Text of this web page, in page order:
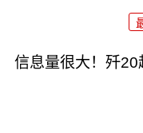
信息量很大！歼20